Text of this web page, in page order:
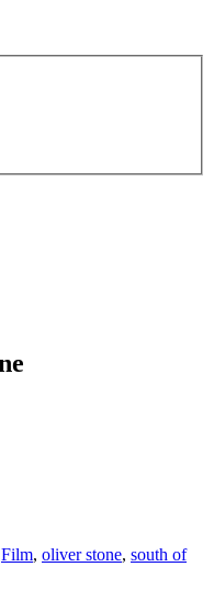
Film, oliver stone, south of